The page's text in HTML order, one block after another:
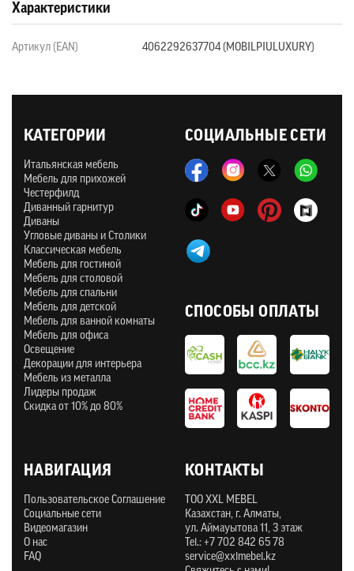
Характеристики
Артикул (EAN) 4062292637704 (MOBILPIULUXURY)
СОЦИАЛЬНЫЕ СЕТИ
КАТЕГОРИИ
Итальянская мебель
Мебель для прихожей
Честерфилд
Диванный гарнитур
Диваны
Угловые диваны и Столики
Классическая мебель
Мебель для гостиной
Мебель для столовой
Мебель для спальни
Мебель для детской
Мебель для ванной комнаты
Мебель для офиса
Освещение
Декорации для интерьера
Мебель из металла
Лидеры продаж
Скидка от 10% до 80%
НАВИГАЦИЯ
Пользовательское Соглашение
Социальные сети
Видеомагазин
О нас
FAQ
СПОСОБЫ ОПЛАТЫ
КОНТАКТЫ
ТOO XXL MEBEL
Казахстан, г. Алматы,
ул. Аймауытова 11, 3 этаж
Tel.: +7 702 842 65 78
service@xxlmebel.kz